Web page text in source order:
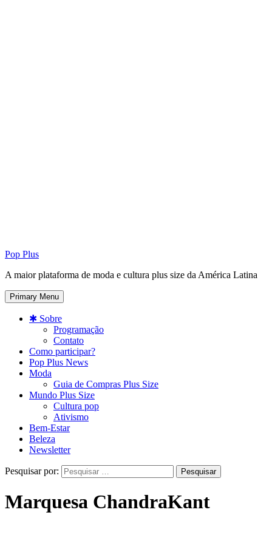
Pop Plus
A maior plataforma de moda e cultura plus size da América Latina
Primary Menu
✱ Sobre
Programação
Contato
Como participar?
Pop Plus News
Moda
Guia de Compras Plus Size
Mundo Plus Size
Cultura pop
Ativismo
Bem-Estar
Beleza
Newsletter
Pesquisar por:
Marquesa ChandraKant